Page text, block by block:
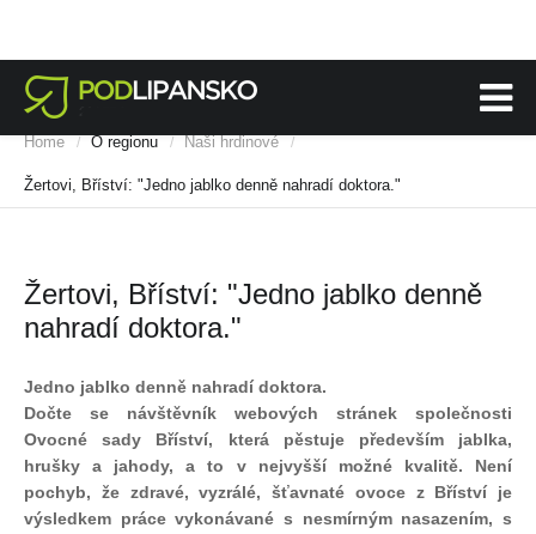
Home / O regionu / Naši hrdinové /
Žertovi, Bříství: "Jedno jablko denně nahradí doktora."
Žertovi, Bříství: "Jedno jablko denně
nahradí doktora."
Jedno jablko denně nahradí doktora.
Dočte se návštěvník webových stránek společnosti
Ovocné sady Bříství, která pěstuje především jablka,
hrušky a jahody, a to v nejvyšší možné kvalitě. Není
pochyb, že zdravé, vyzrálé, šťavnaté ovoce z Bříství je
výsledkem práce vykonávané s nesmírným nasazením, s